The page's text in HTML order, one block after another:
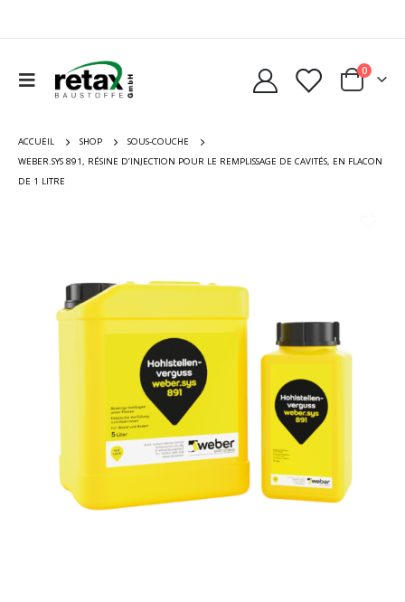
0
ACCUEIL SHOP
SOUS-COUCHE
WEBER.SYS 891, RÉSINE D’INJECTION POUR LE REMPLISSAGE DE CAVITÉS, EN FLACON
DE 1 LITRE